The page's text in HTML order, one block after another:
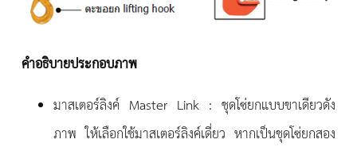
คำอธิบายประกอบภาพ
มาสเตอร์ลิงค์ Master Link : ชุดโซ่ยกแบบขาเดียวดัง
ภาพ ให้เลือกใช้มาสเตอร์ลิงค์เดี่ยว หากเป็นชุดโซ่ยกสอง